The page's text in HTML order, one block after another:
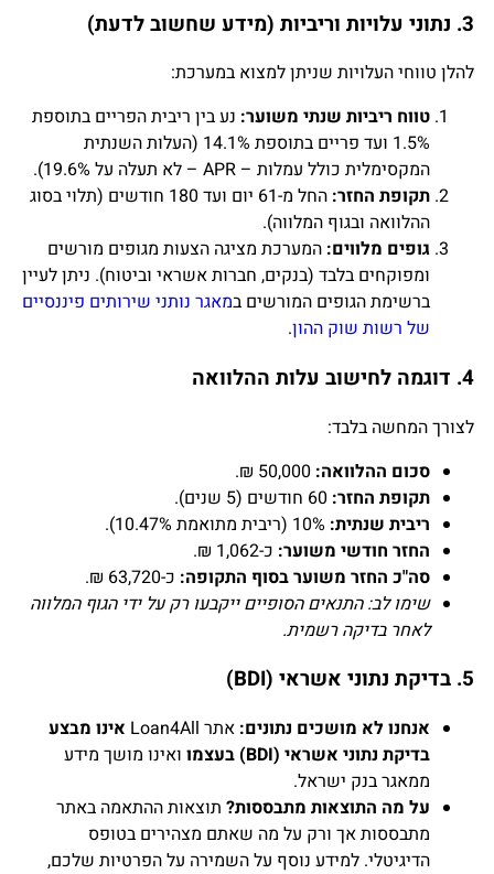
3. נתוני עלויות וריביות (מידע שחשוב לדעת)
להלן טווחי העלויות שניתן למצוא במערכת:
טווח ריביות שנתי משוער: נע בין ריבית הפריים בתוספת
1.5% ועד פריים בתוספת 14.1% (העלות השנתית
המקסימלית כולל עמלות – APR – לא תעלה על 19.6%).
תקופת החזר:
החל מ-61 יום ועד 180 חודשים (תלוי בסוג
ההלוואה ובגוף המלווה).
גופים מלווים: המערכת מציגה הצעות מגופים מורשים
ומפוקחים בלבד (בנקים, חברות אשראי וביטוח). ניתן לעיין
ברשימת הגופים המורשים במאגר נותני שירותים פיננסיים
של רשות שוק ההון.
4. דוגמה לחישוב עלות ההלוואה
לצורך המחשה בלבד:
סכום ההלוואה:
תקופת החזר:
ריבית שנתית:
החזר חודשי משוער: כ-1,062 ₪.
סה"כ החזר משוער בסוף התקופה: כ-63,720 ₪.
שימו לב: התנאים הסופיים ייקבעו רק על ידי הגוף המלווה
לאחר בדיקה רשמית.
5. בדיקת נתוני אשראי (BDI)
אנחנו לא מושכים נתונים: אתר Loan4All
אינו מבצע
בדיקת נתוני אשראי (BDI) בעצמו
ואינו מושך מידע
ממאגר בנק ישראל.
על מה התוצאות מתבססות? תוצאות ההתאמה באתר
מתבססות אך ורק על מה שאתם מצהירים בטופס
הדיגיטלי. למידע נוסף על השמירה על הפרטיות שלכם,